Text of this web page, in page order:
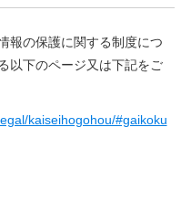
報の保護に関する制度につ
以下のページ又は下記をご
kaiseihogohou/#gaikoku